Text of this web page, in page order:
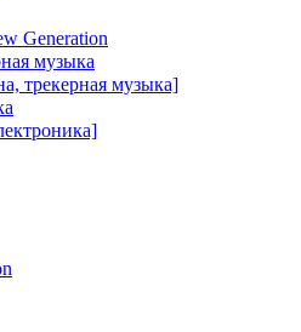
Generation
музыка
трекерная музыка]